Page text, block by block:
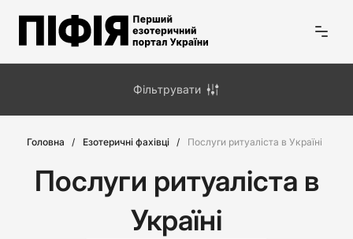
Головна Езотеричні фахівці Послуги ритуаліста в Україні
Послуги ритуаліста в
Україні
Фільтрувати